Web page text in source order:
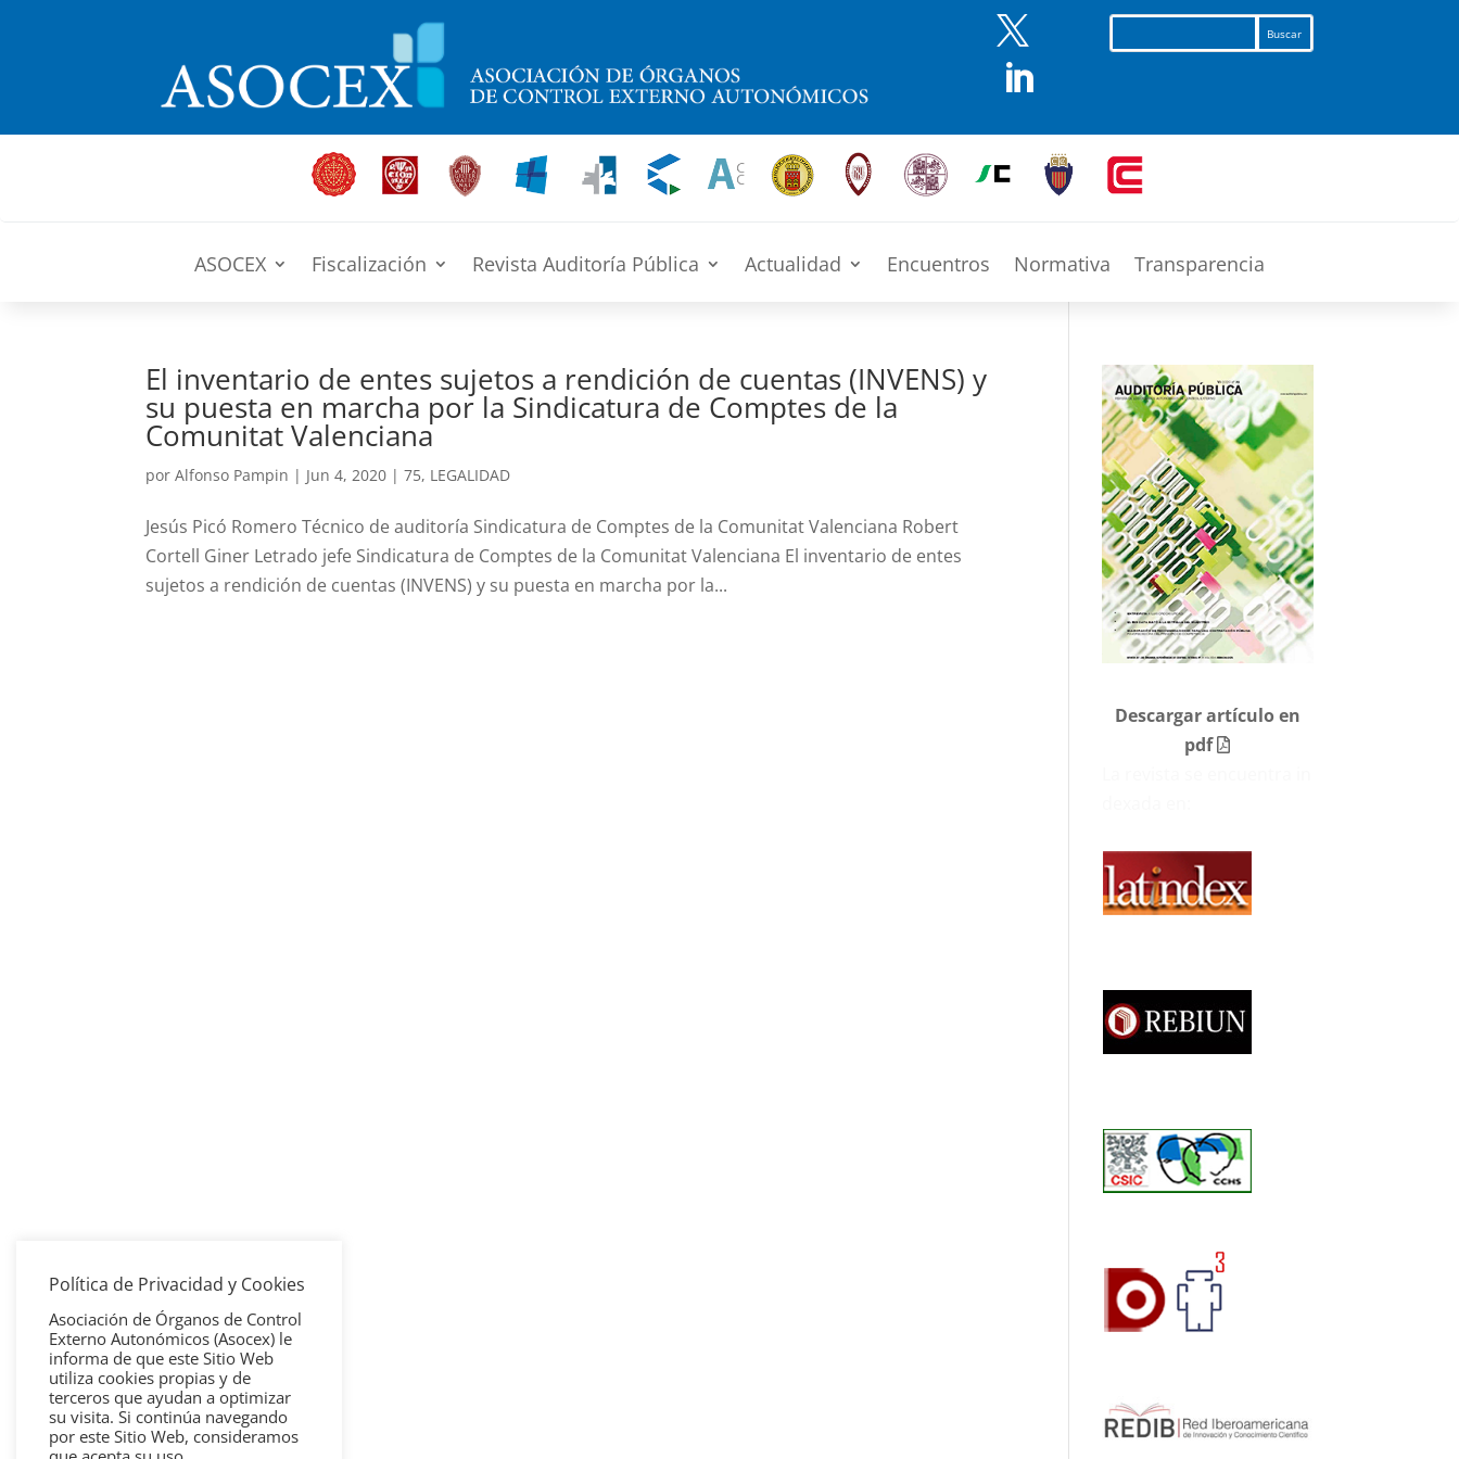


ASOCEX Fiscalización Revista Auditoría Pública Actualidad Encuentros Normativa Transparencia
El inventario de entes sujetos a rendición de cuentas (INVENS) y
su puesta en marcha por la Sindicatura de Comptes de la
Comunitat Valenciana
porAlfonso Pampin | Jun 4, 2020 |75, LEGALIDAD
Jesús Picó Romero Técnico de auditoría Sindicatura de Comptes de la Comunitat Valenciana Robert
Cortell Giner Letrado jefe Sindicatura de Comptes de la Comunitat Valenciana El inventario de entes
sujetos a rendición de cuentas (INVENS) y su puesta en marcha por la...
Descargar artículo en
pdf
Política de Privacidad y Cookies
Asociación de Órganos de Control
Externo Autonómicos (Asocex) le
informa de que este Sitio Web
utiliza cookies propias y de
terceros que ayudan a optimizar
su visita. Si continúa navegando
por este Sitio Web, consideramos